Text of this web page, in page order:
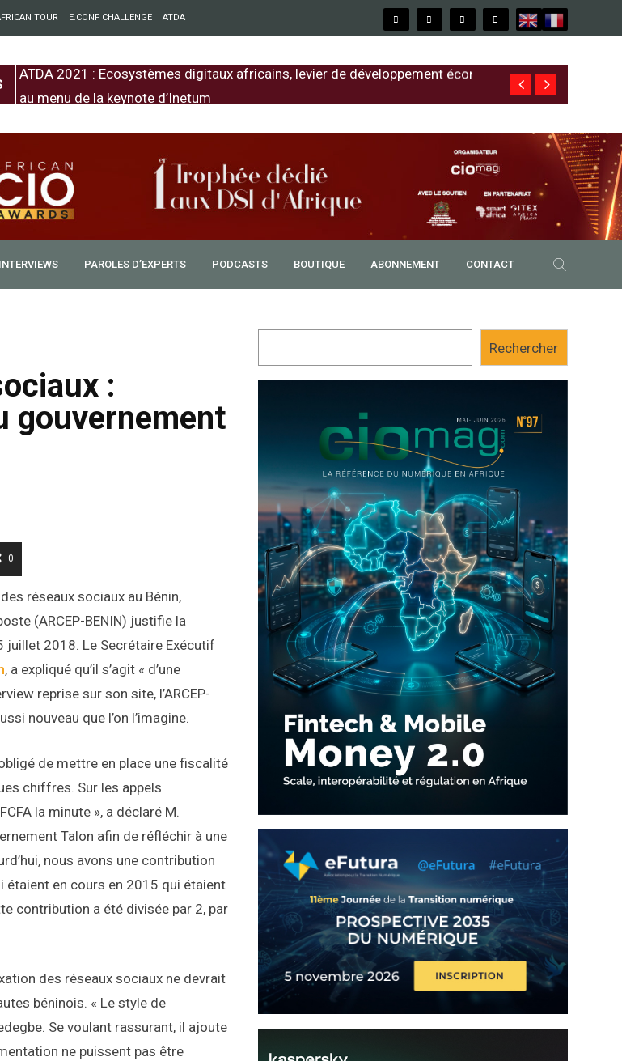
TOUR E.CONF CHALLENGE ATDA
ATDA 2021 : Ecosystèmes digitaux africains, levier de développement économique
au menu de la keynote d’Inetum
Free au
INTERVIEWS PAROLES D’EXPERTS PODCASTS BOUTIQUE ABONNEMENT CONTACT
:
gouvernement
0
réseaux sociaux au Bénin,
(ARCEP-BENIN) justifie la
2018. Le Secrétaire Exécutif
, a expliqué qu’il s’agit « d’une
reprise sur son site, l’ARCEP-
nouveau que l’on l’imagine.
de mettre en place une fiscalité
chiffres. Sur les appels
la minute », a déclaré M.
Talon afin de réfléchir à une
nous avons une contribution
étaient en cours en 2015 qui étaient
contribution a été divisée par 2, par
des réseaux sociaux ne devrait
béninois. « Le style de
Se voulant rassurant, il ajoute
ne puissent pas être
Rechercher